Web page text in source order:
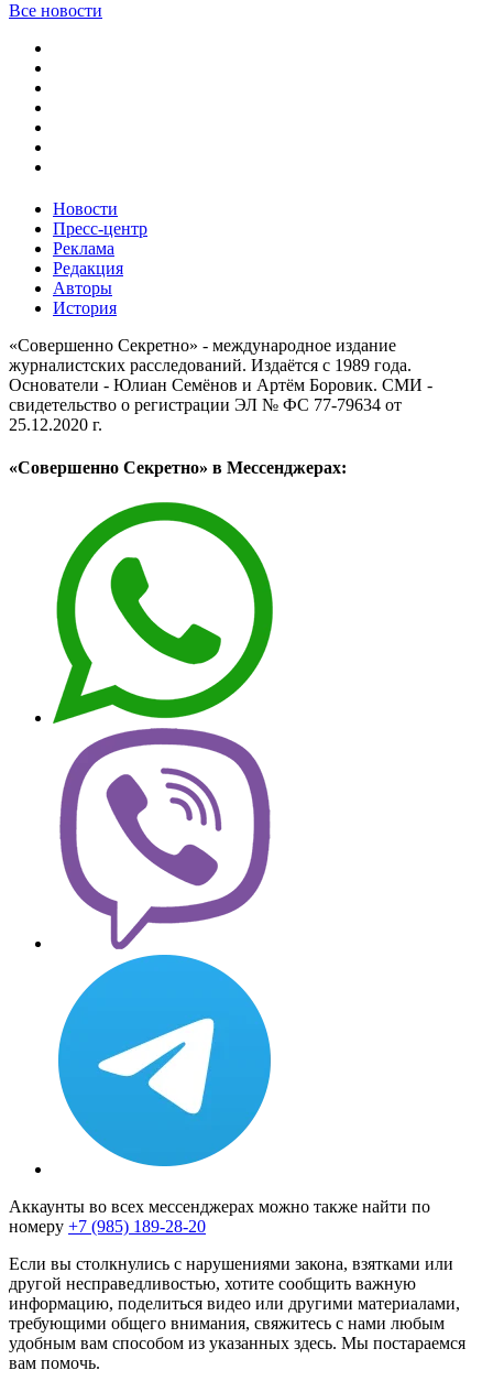
Все новости
Новости
Пресс-центр
Реклама
Редакция
Авторы
История
«Совершенно Секретно» - международное издание
журналистских расследований. Издаётся с 1989 года.
Основатели - Юлиан Семёнов и Артём Боровик. CМИ -
свидетельство о регистрации ЭЛ № ФС 77-79634 от
25.12.2020 г.
«Совершенно Секретно» в Мессенджерах:
Аккаунты во всех мессенджерах можно также найти по
номеру +7 (985) 189-28-20
Если вы столкнулись с нарушениями закона, взятками или
другой несправедливостью, хотите сообщить важную
информацию, поделиться видео или другими материалами,
требующими общего внимания, свяжитесь с нами любым
удобным вам способом из указанных здесь. Мы постараемся
вам помочь.